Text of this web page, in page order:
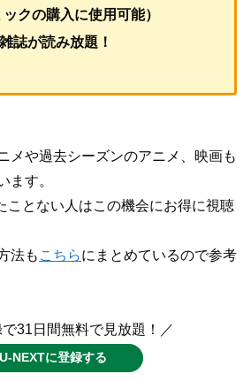
クの購入に使用可能）
誌が読み放題！
メや過去シーズンのアニメ、映画も
ます。
ことない人はこの機会にお得に視聴
法も こちらにまとめているので参考
31日間無料で見放題！／
U-NEXTに登録する